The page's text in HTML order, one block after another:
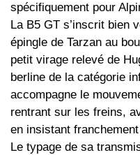
spécifiquement pour
La B5 GT s’inscrit bien
épingle de Tarzan au
petit virage relevé de
berline de la catégorie
accompagne le
rentrant sur les freins,
en insistant
Le typage de sa